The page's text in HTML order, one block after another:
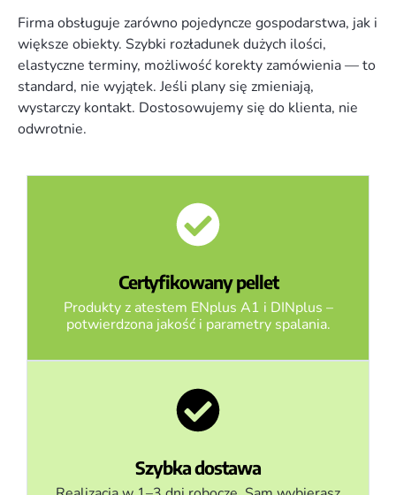
Firma obsługuje zarówno pojedyncze gospodarstwa, jak i
większe obiekty. Szybki rozładunek dużych ilości,
elastyczne terminy, możliwość korekty zamówienia — to
standard, nie wyjątek. Jeśli plany się zmieniają,
wystarczy kontakt. Dostosowujemy się do klienta, nie
odwrotnie.
Certyfikowany pellet
Produkty z atestem ENplus A1 i DINplus –
potwierdzona jakość i parametry spalania.
Szybka dostawa